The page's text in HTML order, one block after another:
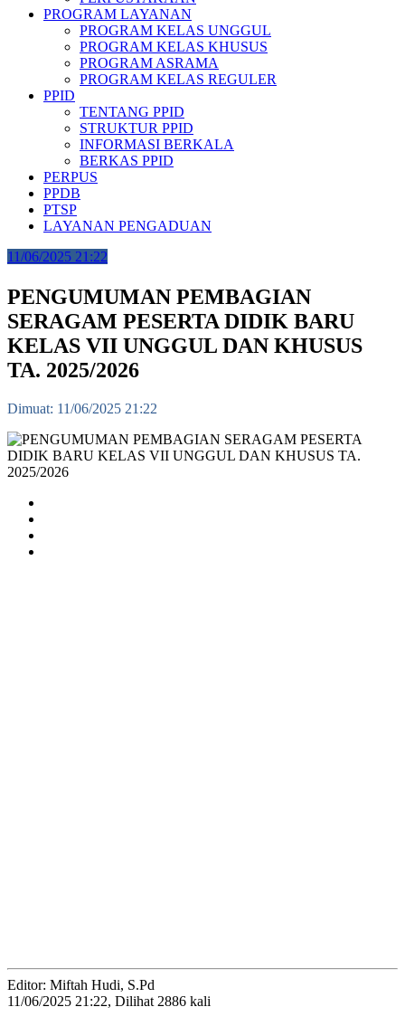
PROGRAM LAYANAN
PROGRAM KELAS UNGGUL
PROGRAM KELAS KHUSUS
PROGRAM ASRAMA
PROGRAM KELAS REGULER
PPID
TENTANG PPID
STRUKTUR PPID
INFORMASI BERKALA
BERKAS PPID
PERPUS
PPDB
PTSP
LAYANAN PENGADUAN
11/06/2025 21:22
PENGUMUMAN PEMBAGIAN
SERAGAM PESERTA DIDIK BARU
KELAS VII UNGGUL DAN KHUSUS
TA. 2025/2026
Dimuat: 11/06/2025 21:22
Editor: Miftah Hudi, S.Pd
11/06/2025 21:22, Dilihat 2886 kali